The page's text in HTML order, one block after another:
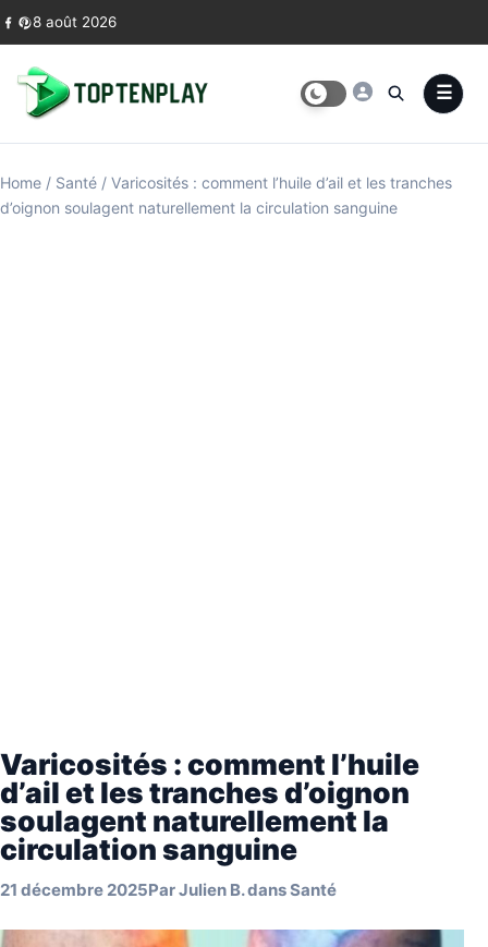
Skip to content
8 août 2026
Home / Santé / Varicosités : comment l’huile d’ail et les tranches
d’oignon soulagent naturellement la circulation sanguine
Varicosités : comment l’huile
d’ail et les tranches d’oignon
soulagent naturellement la
circulation sanguine
21 décembre 2025ParJulien B.dansSanté